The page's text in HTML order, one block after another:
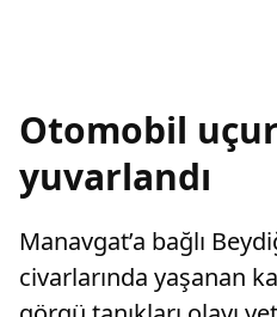
Otomobil
yuvarlandı
Manavgat’a bağlı
civarlarında yaşanan